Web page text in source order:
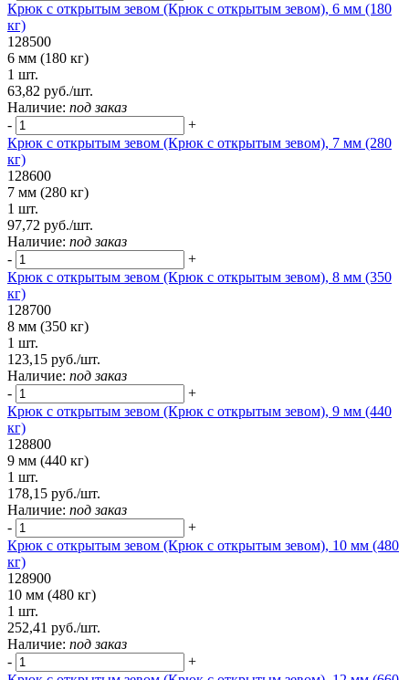
Крюк с открытым зевом (Крюк с открытым зевом), 6 мм (180
кг)
128500
6 мм (180 кг)
1 шт.
63,82 руб./шт.
Наличие: под заказ
-
+
Крюк с открытым зевом (Крюк с открытым зевом), 7 мм (280
кг)
128600
7 мм (280 кг)
1 шт.
97,72 руб./шт.
Наличие: под заказ
-
+
Крюк с открытым зевом (Крюк с открытым зевом), 8 мм (350
кг)
128700
8 мм (350 кг)
1 шт.
123,15 руб./шт.
Наличие: под заказ
-
+
Крюк с открытым зевом (Крюк с открытым зевом), 9 мм (440
кг)
128800
9 мм (440 кг)
1 шт.
178,15 руб./шт.
Наличие: под заказ
-
+
Крюк с открытым зевом (Крюк с открытым зевом), 10 мм (480
кг)
128900
10 мм (480 кг)
1 шт.
252,41 руб./шт.
Наличие: под заказ
-
+